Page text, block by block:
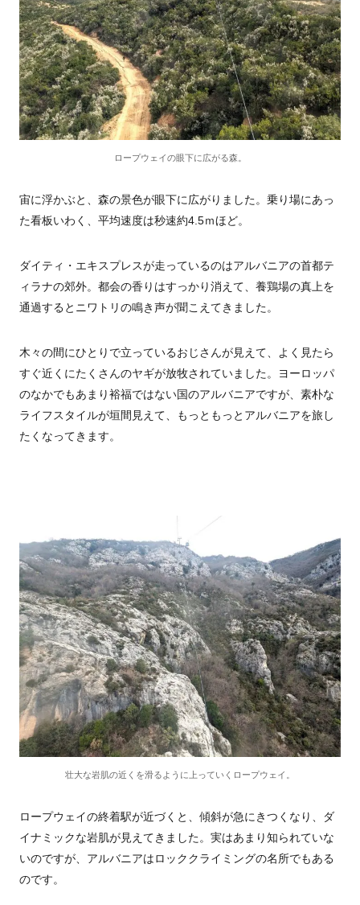
ロープウェイの眼下に広がる森。
宙に浮かぶと、森の景色が眼下に広がりました。乗り場にあっ
た看板いわく、平均速度は秒速約4.5ｍほど。
ダイティ・エキスプレスが走っているのはアルバニアの首都テ
ィラナの郊外。都会の香りはすっかり消えて、養鶏場の真上を
通過するとニワトリの鳴き声が聞こえてきました。
木々の間にひとりで立っているおじさんが見えて、よく見たら
すぐ近くにたくさんのヤギが放牧されていました。ヨーロッパ
のなかでもあまり裕福ではない国のアルバニアですが、素朴な
ライフスタイルが垣間見えて、もっともっとアルバニアを旅し
たくなってきます。
壮大な岩肌の近くを滑るように上っていくロープウェイ。
ロープウェイの終着駅が近づくと、傾斜が急にきつくなり、ダ
イナミックな岩肌が見えてきました。実はあまり知られていな
いのですが、アルバニアはロッククライミングの名所でもある
のです。